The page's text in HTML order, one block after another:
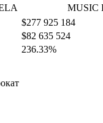
MUSIC
$277 925 184
$82 635 524
236.33%